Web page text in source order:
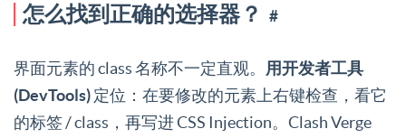
怎么找到正确的选择器？ #
界面元素的 class 名称不一定直观。 用开发者工具
(DevTools)定位：在要修改的元素上右键检查，看它
的标签 / class，再写进 CSS Injection。Clash Verge